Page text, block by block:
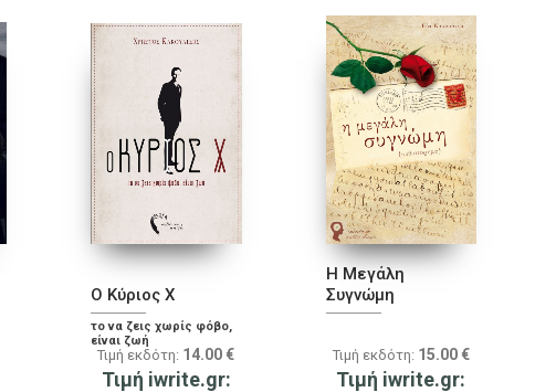
Ο Κύριος Χ
το να ζεις χωρίς φόβο,
είναι ζωή
Τιμή εκδότη: 14.00 €
Τιμή iwrite.gr:
Η Μεγάλη
Συγνώμη
Τιμή εκδότη: 15.00 €
Τιμή iwrite.gr: